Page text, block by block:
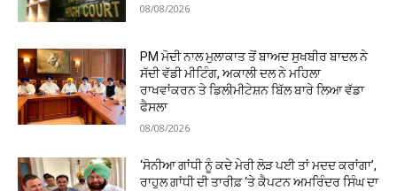
08/08/2026
PM ਮੋਦੀ ਨਾਲ ਮੁਲਾਕਾਤ ਤੋਂ ਬਾਅਦ ਸੁਖਬੀਰ ਬਾਦਲ ਨੇ
ਸੱਦੀ ਵੱਡੀ ਮੀਟਿੰਗ, ਅਕਾਲੀ ਦਲ ਨੇ ਮਹਿਲਾ
ਰਾਖਵਾਂਕਰਨ ਤੇ ਡਿਲੀਮੀਟੇਸ਼ਨ ਬਿੱਲ ਬਾਰੇ ਲਿਆ ਵੱਡਾ
ਫੈਸਲਾ
08/08/2026
‘ਸੋਨੀਆ ਗਾਂਧੀ ਨੂੰ ਕਦੇ ਮੇਰੀ ਲੋੜ ਪਈ ਤਾਂ ਮਦਦ ਕਰਾਂਗਾ’,
ਰਾਹੁਲ ਗਾਂਧੀ ਦੀ ਤਾਰੀਫ਼ ‘ਤੇ ਕੈਪਟਨ ਅਮਰਿੰਦਰ ਸਿੰਘ ਦਾ